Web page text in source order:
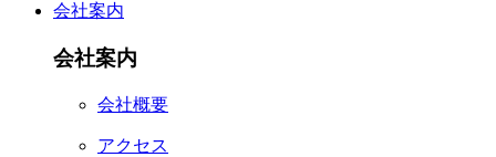
会社案内
会社案内
会社概要
アクセス